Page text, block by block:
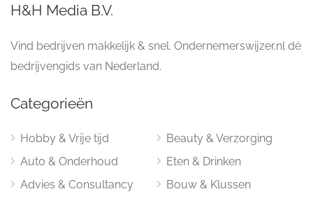
H&H Media B.V.
Vind bedrijven makkelijk & snel. Ondernemerswijzer.nl dé
bedrijvengids van Nederland.
Categorieën
Hobby & Vrije tijd
Auto & Onderhoud
Advies & Consultancy
Beauty & Verzorging
Eten & Drinken
Bouw & Klussen